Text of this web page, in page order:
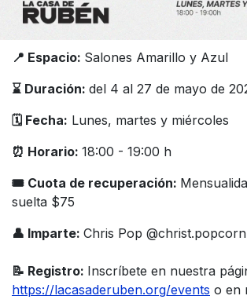
📍 Espacio: Salones Amarillo y Azul
⌛️ Duración: del 4 al 27 de mayo de
🗓️ Fecha: Lunes, martes y miércoles
⏰ Horario: 18:00 - 19:00 h
🎟 Cuota de recuperación:
suelta $75
👤 Imparte: Chris Pop @christ.popcorn
📝 Registro: Inscríbete en nuestra
https://lacasaderuben.org/events o en